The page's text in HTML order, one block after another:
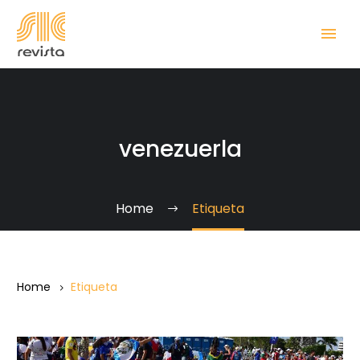
venezuerla
Home Etiqueta
Home Etiqueta
Spadaro: